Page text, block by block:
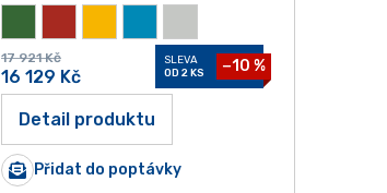
17 921 Kč
16 129 Kč
SLEVA
OD 2 KS
−10 %
Detail produktu
Přidat do poptávky